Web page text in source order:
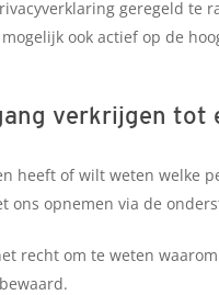
geregeld te
ook actief op de
verkrijgen tot
heeft of wilt weten welke
ons opnemen via de
recht om te weten